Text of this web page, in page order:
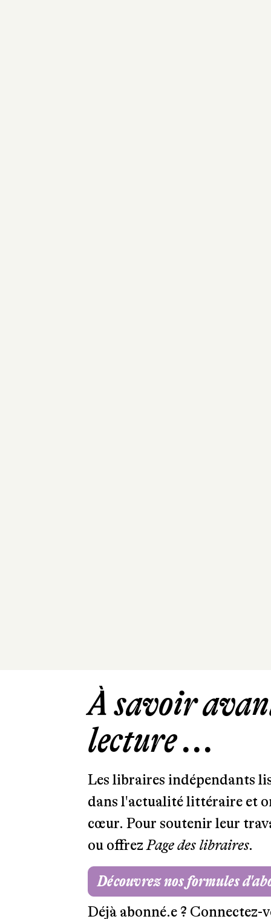
À savoir
lecture ...
Les libraires indépendants
dans l'actualité littéraire et
cœur. Pour soutenir leur
ou offrezPage des libraires.
Découvrez nos formules
Déjà abonné.e ? Connectez-